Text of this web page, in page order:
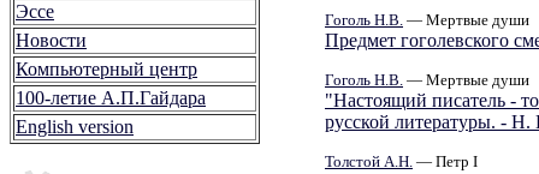
Эссе
Новости
Компьютерный центр
100-летие А.П.Гайдара
English version
Гоголь Н.В. — Мертвые души
Предмет гоголевского
Гоголь Н.В. — Мертвые души
"Настоящий писатель -
русской литературы. -
Толстой А.Н. — Петр I